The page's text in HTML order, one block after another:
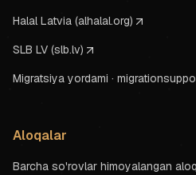
Halal Latvia (alhalal.org)
SLB LV (slb.lv)
Migratsiya yordami ·
Aloqalar
Barcha so'rovlar himoyalangan